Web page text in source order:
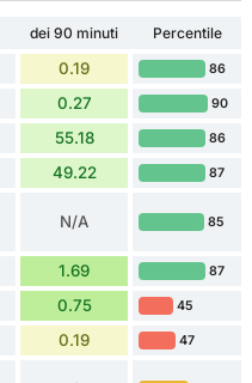
dei 90 minuti
Percentile
0.19 86
0.27 90
55.18 86
49.22 87
N/A 85
1.69 87
0.75 45
0.19 47